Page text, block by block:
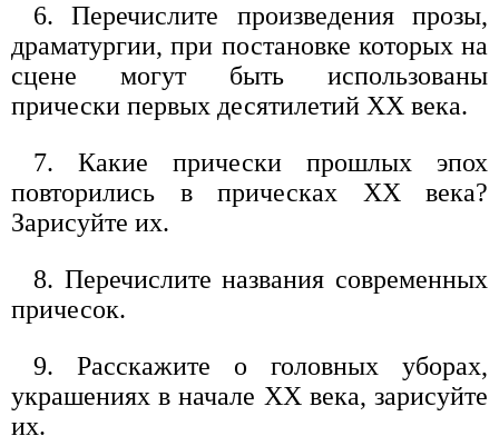
6. Перечислите произведения прозы,
драматургии, при постановке которых на
сцене могут быть использованы
прически первых десятилетий XX века.
7. Какие прически прошлых эпох
повторились в прическах XX века?
Зарисуйте их.
8. Перечислите названия современных
причесок.
9. Расскажите о головных уборах,
украшениях в начале XX века, зарисуйте
их.